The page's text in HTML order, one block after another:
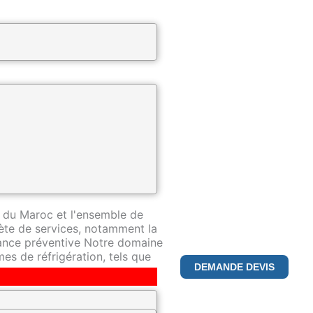
DEMANDE DEVIS
spécialisée dans la
Maroc et l'ensemble de
de services, notamment la
préventive Notre domaine
de réfrigération, tels que